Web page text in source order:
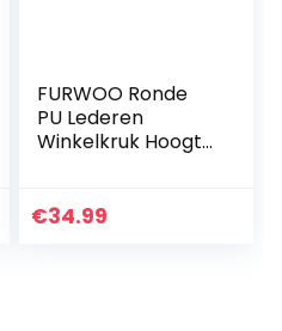
FURWOO Ronde
PU Lederen
Winkelkruk Hoogte
Kruk Staande
€34.99